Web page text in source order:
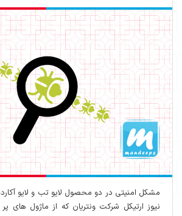
مشکل امنیتی در دو محصول لایو تب و لایو
نیوز ارتیکل شرکت ونتریان که از ماژول های